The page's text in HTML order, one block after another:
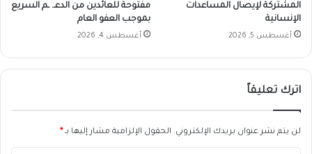
المشتركة لإيصال المساعدات
الإنسانية
أغسطس 5, 2026
مفتوحة للعائدين من الدعـ. ـم السريع
بموجب العفو العام
أغسطس 4, 2026
اترك تعليقاً
لن يتم نشر عنوان بريدك الإلكتروني. الحقول الإلزامية مشار إليها بـ*